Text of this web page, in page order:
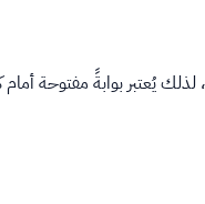
لذلك يُعتبر بوابةً مفتوحة